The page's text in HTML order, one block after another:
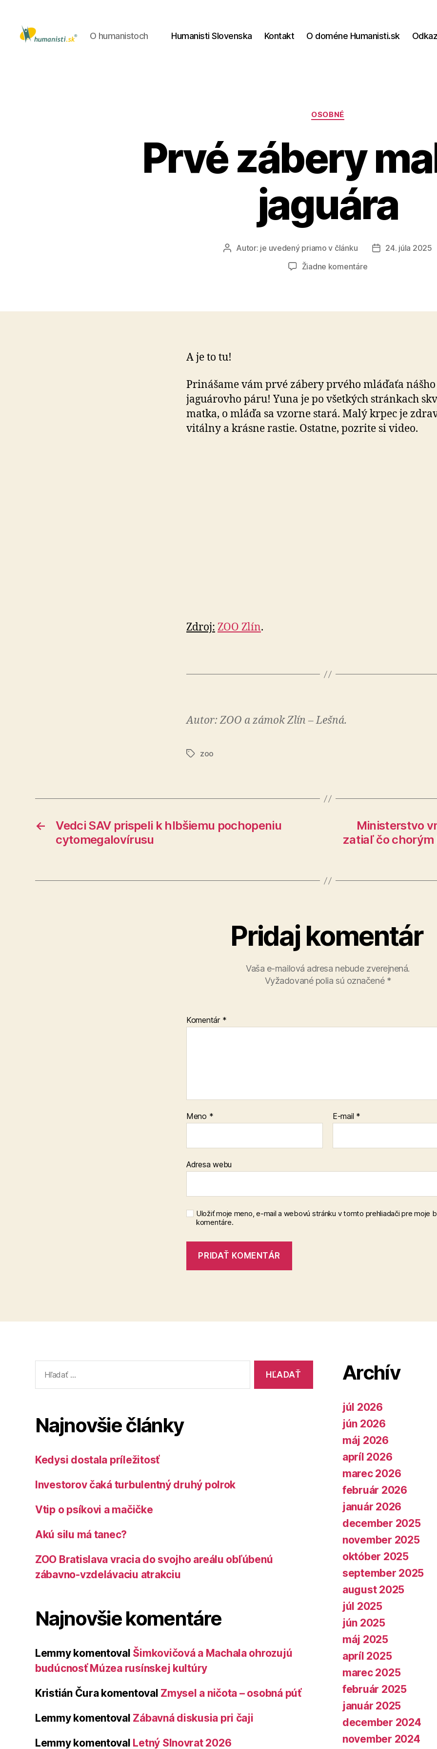
O humanistoch Humanisti Slovenska Kontakt O doméne Humanisti.sk
Kategórie
OSOBNÉ
Prvé zábery
jaguára
AutorAutor: je uvedený priamo v článku
Dátum
24. júla 2025
Žiadne komentárena
jaguára
A je to tu!
Prinášame vám prvé zábery prvého mláďaťa nášho
jaguárovho páru! Yuna je po všetkých stránkach
matka, o mláďa sa vzorne stará. Malý krpec je
vitálny a krásne rastie. Ostatne, pozrite si video.
Zdroj: ZOO Zlín.
Autor: ZOO a zámok Zlín – Lešná.
Značky
zoo
←
Vedci SAV prispeli k hlbšiemu pochopeniu
cytomegalovírusu
Ministerstvo
zatiaľ čo
Pridaj komentár
Vaša e-mailová adresa nebude zverejnená.
Vyžadované polia sú označené *
Komentár *
Meno * E-mail *
Adresa webu
Uložiť moje meno, e-mail a webovú stránku v tomto prehliadači pre moje
komentáre.
Najnovšie články
Kedysi dostala príležitosť
Investorov čaká turbulentný druhý polrok
Vtip o psíkovi a mačičke
Akú silu má tanec?
ZOO Bratislava vracia do svojho areálu obľúbenú
zábavno-vzdelávaciu atrakciu
Najnovšie komentáre
Lemmykomentoval Šimkovičová a Machala ohrozujú
budúcnosť Múzea rusínskej kultúry
Kristián Čurakomentoval Zmysel a ničota – osobná púť
Lemmykomentoval Zábavná diskusia pri čaji
Lemmykomentoval Letný Slnovrat 2026
Archív
júl 2026
jún 2026
máj 2026
apríl 2026
marec 2026
február 2026
január 2026
december 2025
november 2025
október 2025
september 2025
august 2025
júl 2025
jún 2025
máj 2025
apríl 2025
marec 2025
február 2025
január 2025
december 2024
november 2024